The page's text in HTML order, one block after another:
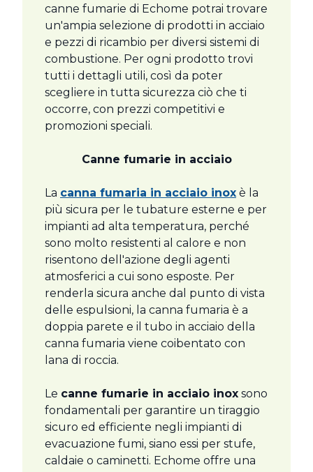
canne fumarie di Echome potrai trovare
un'ampia selezione di prodotti in acciaio
e pezzi di ricambio per diversi sistemi di
combustione. Per ogni prodotto trovi
tutti i dettagli utili, così da poter
scegliere in tutta sicurezza ciò che ti
occorre, con prezzi competitivi e
promozioni speciali.
Canne fumarie in acciaio
La canna fumaria in acciaio inox è la
più sicura per le tubature esterne e per
impianti ad alta temperatura, perché
sono molto resistenti al calore e non
risentono dell'azione degli agenti
atmosferici a cui sono esposte. Per
renderla sicura anche dal punto di vista
delle espulsioni, la canna fumaria è a
doppia parete e il tubo in acciaio della
canna fumaria viene coibentato con
lana di roccia.
Le canne fumarie in acciaio inox sono
fondamentali per garantire un tiraggio
sicuro ed efficiente negli impianti di
evacuazione fumi, siano essi per stufe,
caldaie o caminetti. Echome offre una